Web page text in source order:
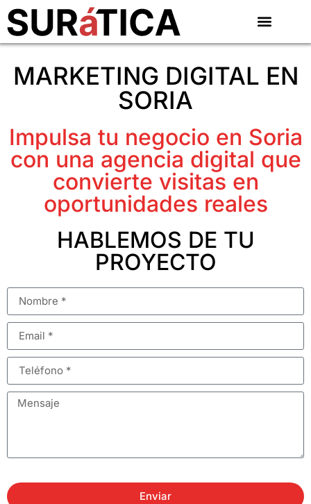
MARKETING DIGITAL EN
SORIA
Impulsa tu negocio en Soria
con una agencia digital que
convierte visitas en
oportunidades reales
HABLEMOS DE TU
PROYECTO
Enviar